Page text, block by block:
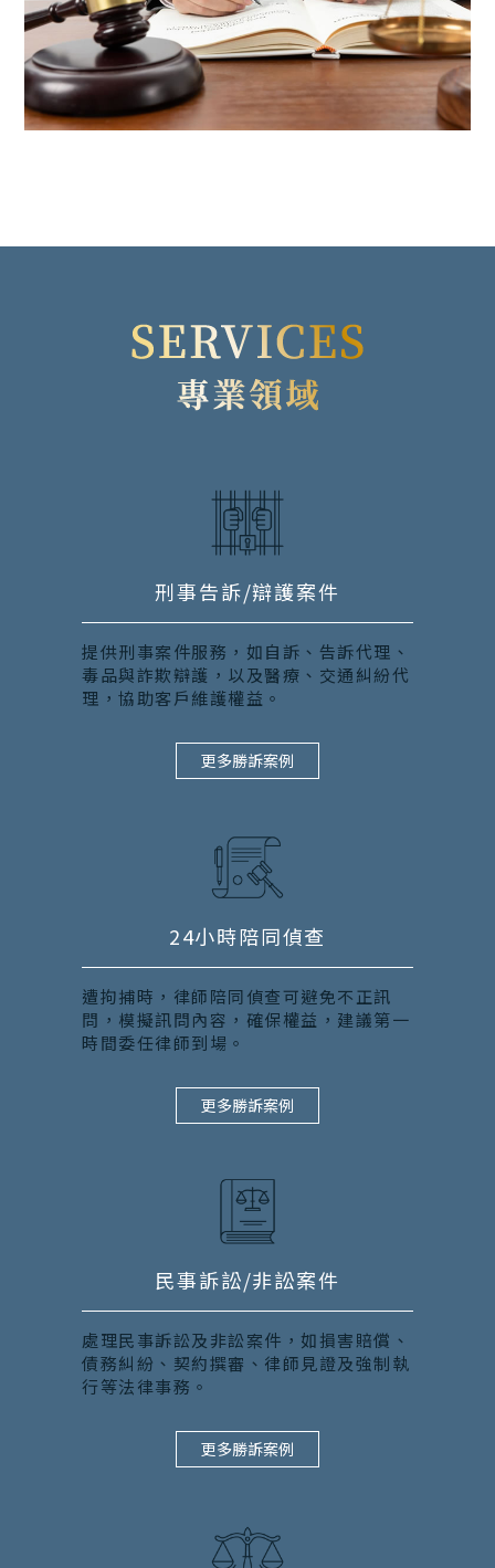
刑事告訴/辯護案件
提供刑事案件服務，如自訴、告訴代理、
毒品與詐欺辯護，以及醫療、交通糾紛代
理，協助客戶維護權益。
更多勝訴案例
24小時陪同偵查
遭拘捕時，律師陪同偵查可避免不正訊
問，模擬訊問內容，確保權益，建議第一
時間委任律師到場。
更多勝訴案例
民事訴訟/非訟案件
處理民事訴訟及非訟案件，如損害賠償、
債務糾紛、契約撰審、律師見證及強制執
行等法律事務。
更多勝訴案例